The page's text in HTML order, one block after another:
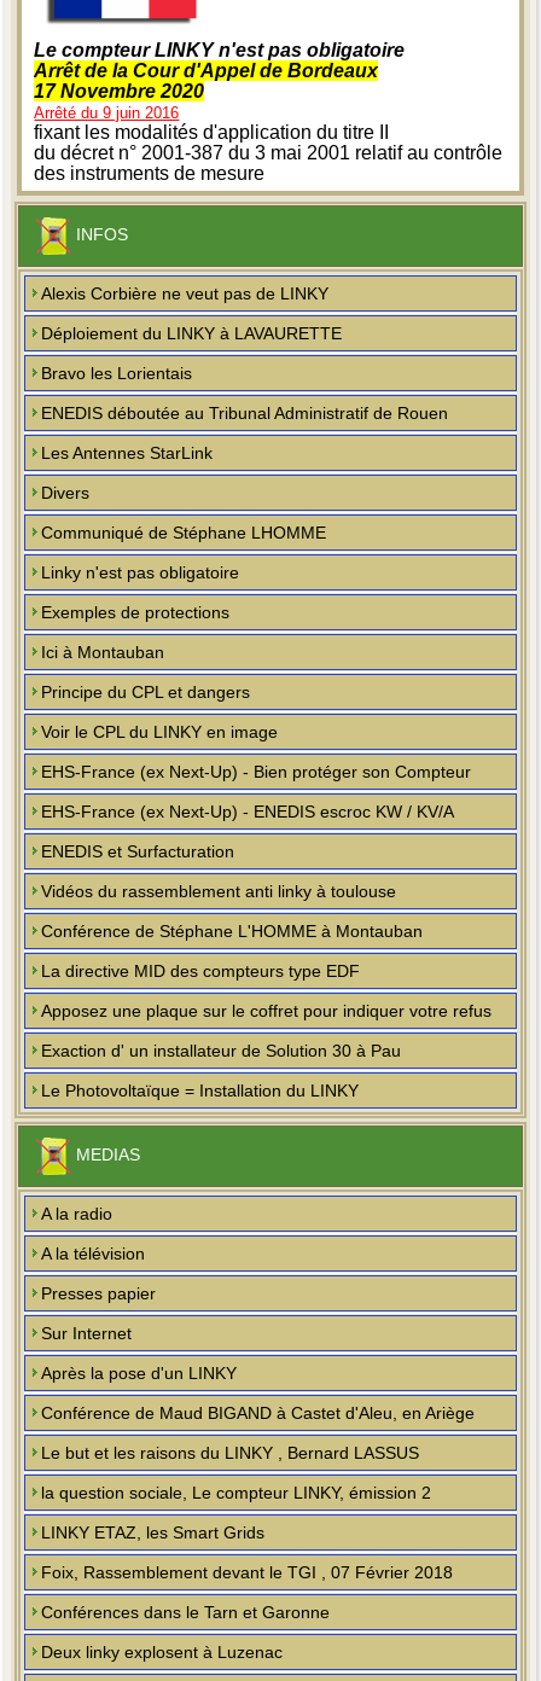
Le compteur LINKY n'est pas obligatoire
Arrêt de la Cour d'Appel de Bordeaux
17 Novembre 2020
Arrêté du 9 juin 2016
fixant les modalités d'application du titre II
du décret n° 2001-387 du 3 mai 2001 relatif au contrôle
des instruments de mesure
INFOS
Alexis Corbière ne veut pas de LINKY
Déploiement du LINKY à LAVAURETTE
Bravo les Lorientais
ENEDIS déboutée au Tribunal Administratif de Rouen
Les Antennes StarLink
Divers
Communiqué de Stéphane LHOMME
Linky n'est pas obligatoire
Exemples de protections
Ici à Montauban
Principe du CPL et dangers
Voir le CPL du LINKY en image
EHS-France (ex Next-Up) - Bien protéger son Compteur
EHS-France (ex Next-Up) - ENEDIS escroc KW / KV/A
ENEDIS et Surfacturation
Vidéos du rassemblement anti linky à toulouse
Conférence de Stéphane L'HOMME à Montauban
La directive MID des compteurs type EDF
Apposez une plaque sur le coffret pour indiquer votre refus
Exaction d' un installateur de Solution 30 à Pau
Le Photovoltaïque = Installation du LINKY
MEDIAS
A la radio
A la télévision
Presses papier
Sur Internet
Après la pose d'un LINKY
Conférence de Maud BIGAND à Castet d'Aleu, en Ariège
Le but et les raisons du LINKY , Bernard LASSUS
la question sociale, Le compteur LINKY, émission 2
LINKY ETAZ, les Smart Grids
Foix, Rassemblement devant le TGI , 07 Février 2018
Conférences dans le Tarn et Garonne
Deux linky explosent à Luzenac